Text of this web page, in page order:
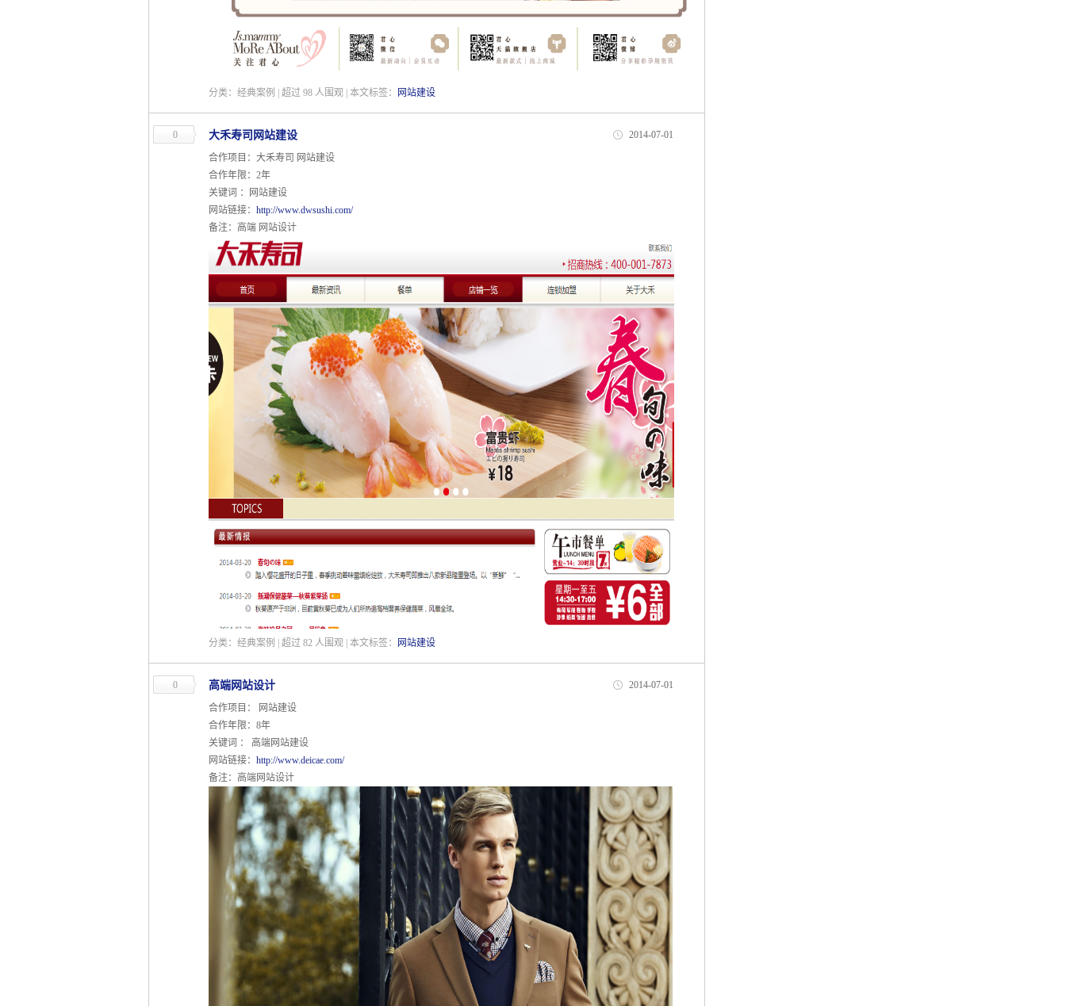
分类：经典案例 | 超过 98 人围观 | 本文标签： 网站建设
0 2014-07-01
大禾寿司网站建设
合作项目：大禾寿司 网站建设
合作年限：2年
关键词 ：网站建设
网站链接： http://www.dwsushi.com/
备注：高端 网站设计
分类：经典案例 | 超过 82 人围观 | 本文标签： 网站建设
0 2014-07-01
高端网站设计
合作项目： 网站建设
合作年限：8年
关键词 ： 高端网站建设
网站链接： http://www.deicae.com/
备注：高端网站设计